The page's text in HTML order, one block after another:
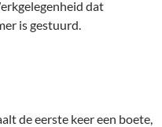
dat
is gestuurd.
de eerste keer een boete,